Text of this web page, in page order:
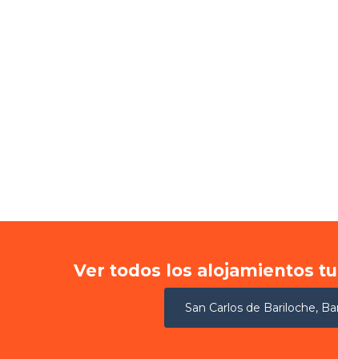
Ver todos los alojamientos
San Carlos de Bariloche,